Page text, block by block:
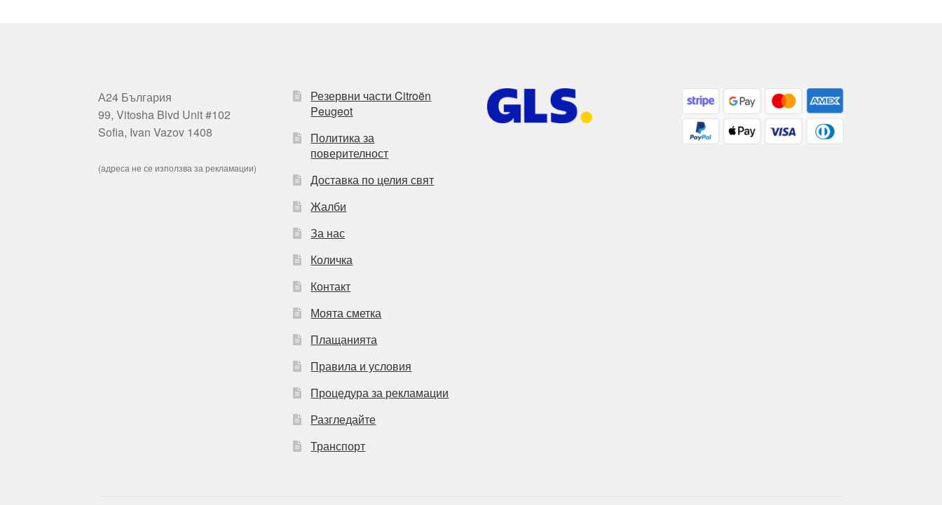
А24 България
99, Vitosha Blvd Unit #102
Sofia, Ivan Vazov 1408
(адреса не се използва за рекламации)
Резервни части Citroën
Peugeot
Политика за
поверителност
Доставка по целия свят
Жалби
За нас
Количка
Контакт
Моята сметка
Плащанията
Правила и условия
Процедура за рекламации
Разгледайте
Транспорт